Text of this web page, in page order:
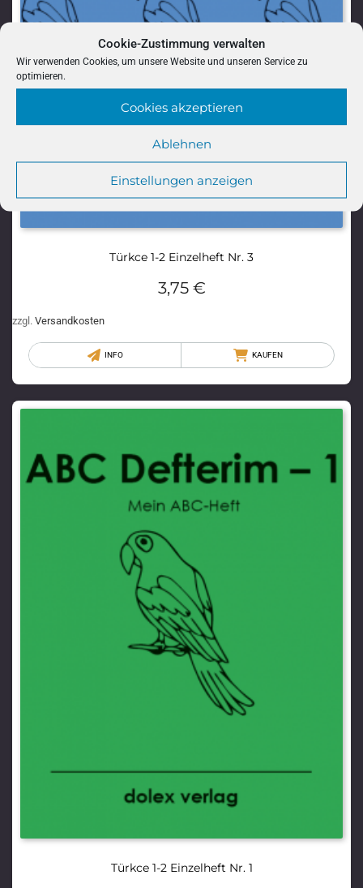
Cookie-Zustimmung verwalten
Wir verwenden Cookies, um unsere Website und unseren Service zu
optimieren.
Cookies akzeptieren
Ablehnen
Einstellungen anzeigen
Türkce 1-2 Einzelheft Nr. 3
3,75 €
zzgl. Versandkosten
INFO KAUFEN
Türkce 1-2 Einzelheft Nr. 1